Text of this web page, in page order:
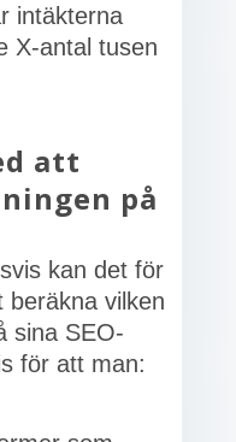
intäkterna
X-antal tusen
att
på
kan det för
vilken
sina SEO-
för att man: